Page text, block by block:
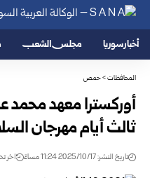
أخبار سوريا مجلس الشعب
المحافظات>حمص
أوركسترا معهد محمد
ثالث أيام مهرجان
تاريخ النشر: 2025/10/17 11:24 مساءً اخر تحديث: